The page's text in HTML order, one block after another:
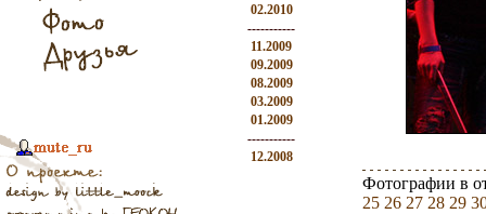
02.2010
-----------
11.2009
09.2009
08.2009
03.2009
01.2009
-----------
12.2008
Фотографии в
25 26 27 28 29